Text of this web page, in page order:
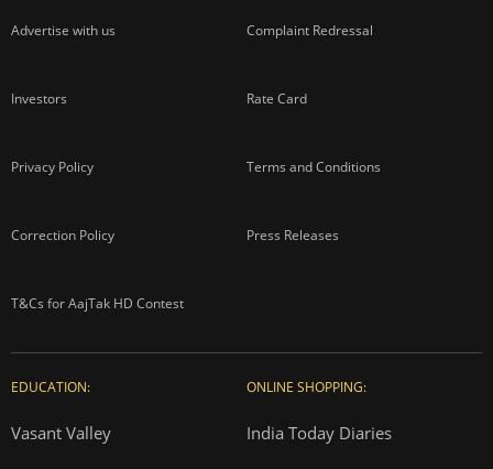
Advertise with us Complaint Redressal
Investors Rate Card
Privacy Policy Terms and Conditions
Correction Policy Press Releases
T&Cs for AajTak HD Contest
EDUCATION:
Vasant Valley
ONLINE SHOPPING:
India Today Diaries